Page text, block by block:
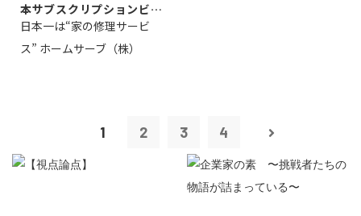
本サブスクリプションビジ
ネス大賞20...
日本一は“家の修理サービ
ス” ホームサーブ（株）
1 2 3 4